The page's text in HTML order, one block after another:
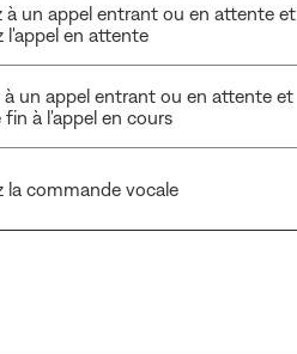
à un appel entrant ou en attente et
l'appel en attente
à un appel entrant ou en attente et
à l'appel en cours
la commande vocale